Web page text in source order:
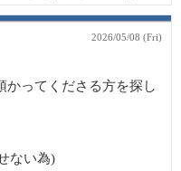
2026/05/08 (Fri)
かってくださる方を探し
ない為)